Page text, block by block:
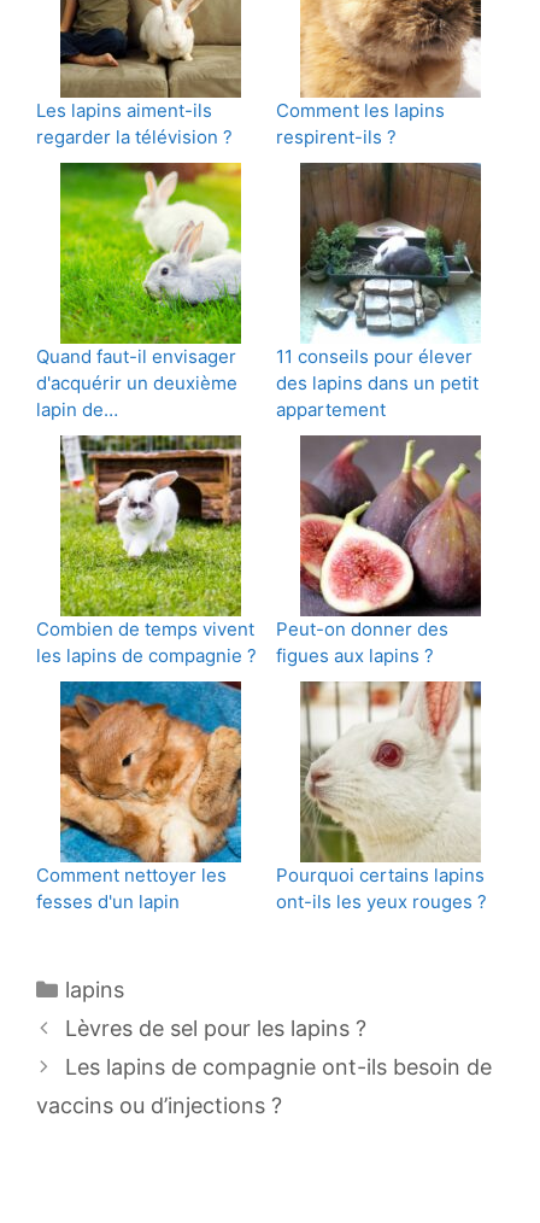
Les lapins aiment-ils
regarder la télévision ?
Comment les lapins
respirent-ils ?
Quand faut-il envisager
d'acquérir un deuxième
lapin de…
11 conseils pour élever
des lapins dans un petit
appartement
Combien de temps vivent
les lapins de compagnie ?
Peut-on donner des
figues aux lapins ?
Comment nettoyer les
fesses d'un lapin
Pourquoi certains lapins
ont-ils les yeux rouges ?
Catégories
lapins
Navigation
des
Lèvres de sel pour les lapins ?
Les lapins de compagnie ont-ils besoin de
vaccins ou d’injections ?